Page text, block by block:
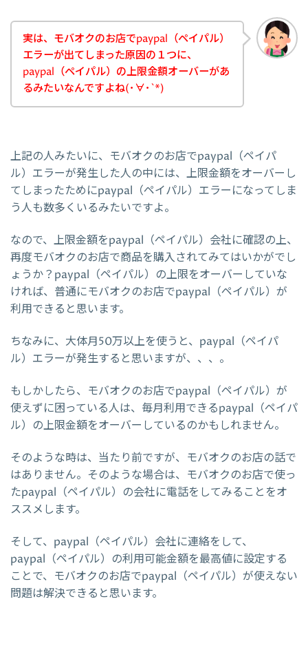
実は、モバオクのお店でpaypal（ペイパル）
エラーが出てしまった原因の１つに、
paypal（ペイパル）の上限金額オーバーがあ
るみたいなんですよね(･∀･`*)
上記の人みたいに、モバオクのお店でpaypal（ペイパ
ル）エラーが発生した人の中には、上限金額をオーバーし
てしまったためにpaypal（ペイパル）エラーになってしま
う人も数多くいるみたいですよ。
なので、上限金額をpaypal（ペイパル）会社に確認の上、
再度モバオクのお店で商品を購入されてみてはいかがでし
ょうか？paypal（ペイパル）の上限をオーバーしていな
ければ、普通にモバオクのお店でpaypal（ペイパル）が
利用できると思います。
ちなみに、大体月50万以上を使うと、paypal（ペイパ
ル）エラーが発生すると思いますが、、、。
もしかしたら、モバオクのお店でpaypal（ペイパル）が
使えずに困っている人は、毎月利用できるpaypal（ペイパ
ル）の上限金額をオーバーしているのかもしれません。
そのような時は、当たり前ですが、モバオクのお店の話で
はありません。そのような場合は、モバオクのお店で使っ
たpaypal（ペイパル）の会社に電話をしてみることをオ
ススメします。
そして、paypal（ペイパル）会社に連絡をして、
paypal（ペイパル）の利用可能金額を最高値に設定する
ことで、モバオクのお店でpaypal（ペイパル）が使えない
問題は解決できると思います。